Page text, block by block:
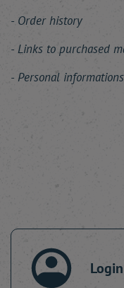
Order history
Links to purchased
Personal informations